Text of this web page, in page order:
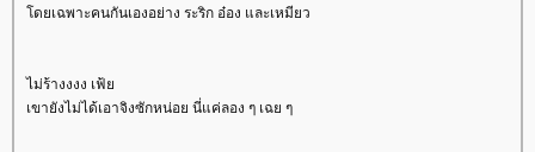
ดยเฉพาะคนกันเองอย่าง ระริก อ๋อง และเหมียว
ไม่ร้างงงง เฟ้
เขายังไม่ได้เอาจิงซักหน่อย นี่แค่ลอง ๆ เฉย ๆ